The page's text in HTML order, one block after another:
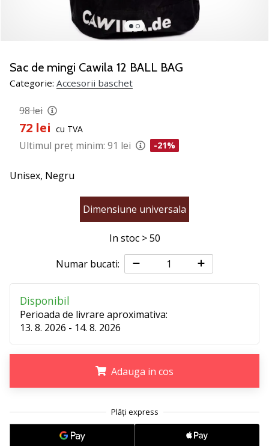
un
fan
al
ca
și
noi?
nouă
Afiseaza
toate
articolele
Sac de mingi Cawila 12 BALL BAG
Categorie: Accesorii baschet
98 lei
72 lei cu TVA
Ultimul preț minim: 91 lei -21%
Unisex, Negru
Dimensiune universala
In stoc > 50
Numar bucati:
Disponibil
Perioada de livrare aproximativa:
13. 8. 2026 - 14. 8. 2026
Adauga in cos